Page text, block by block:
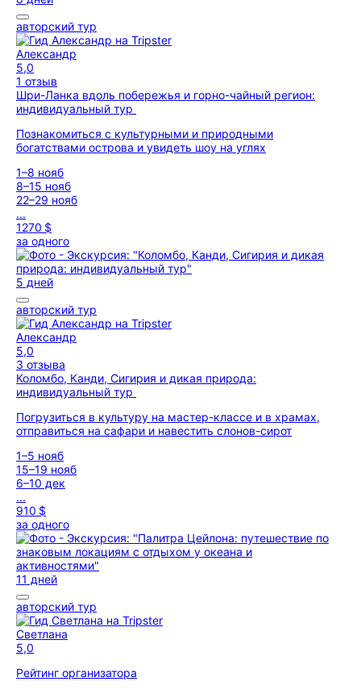
авторский тур
Александр
5,0
1 отзыв
Шри-Ланка вдоль побережья и горно-чайный регион:
индивидуальный тур
Познакомиться с культурными и природными
богатствами острова и увидеть шоу на углях
1–8 нояб
8–15 нояб
22–29 нояб
...
1270 $
за одного
5 дней
авторский тур
Александр
5,0
3 отзыва
Коломбо, Канди, Сигирия и дикая природа:
индивидуальный тур
Погрузиться в культуру на мастер-классе и в храмах,
отправиться на сафари и навестить слонов-сирот
1–5 нояб
15–19 нояб
6–10 дек
...
910 $
за одного
11 дней
авторский тур
Светлана
5,0
Рейтинг организатора